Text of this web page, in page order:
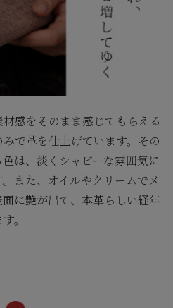
感をそのまま感じてもらえる
で革を仕上げています。その
は、淡くシャビーな雰囲気に
また、オイルやクリームでメ
に艶が出て、本革らしい経年
。